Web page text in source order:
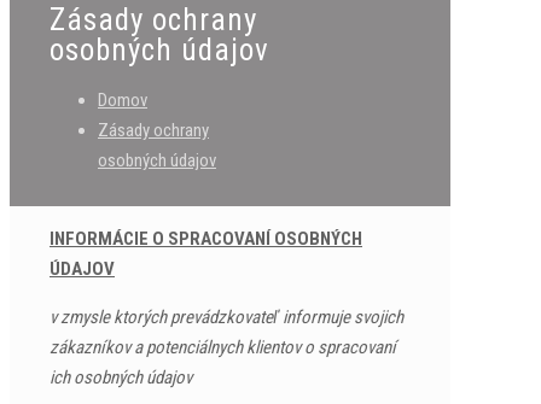
Zásady ochrany
osobných údajov
Domov
Zásady ochrany
osobných údajov
INFORMÁCIE O SPRACOVANÍ OSOBNÝCH
ÚDAJOV
v zmysle ktorých prevádzkovateľ informuje svojich
zákazníkov a potenciálnych klientov o spracovaní
ich osobných údajov